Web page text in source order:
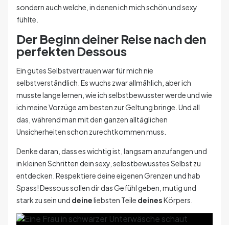
sondern auch welche, in denen ich mich schön und sexy
fühlte.
Der Beginn deiner Reise nach den
perfekten Dessous
Ein gutes Selbstvertrauen war für mich nie
selbstverständlich. Es wuchs zwar allmählich, aber ich
musste lange lernen, wie ich selbstbewusster werde und wie
ich meine Vorzüge am besten zur Geltung bringe. Und all
das, während man mit den ganzen alltäglichen
Unsicherheiten schon zurechtkommen muss.
Denke daran, dass es wichtig ist, langsam anzufangen und
in kleinen Schritten dein sexy, selbstbewusstes Selbst zu
entdecken. Respektiere deine eigenen Grenzen und hab
Spass! Dessous sollen dir das Gefühl geben, mutig und
stark zu sein und deineliebsten Teile deinesKörpers.